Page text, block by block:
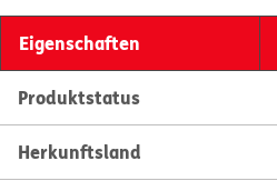
Eigenschaften
Produktstatus
Herkunftsland